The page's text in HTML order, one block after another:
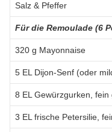
Salz & Pfeffer
Für die Remoulade (6
320 g Mayonnaise
5 EL Dijon-Senf (oder
8 EL Gewürzgurken, fein
3 EL frische Petersilie,